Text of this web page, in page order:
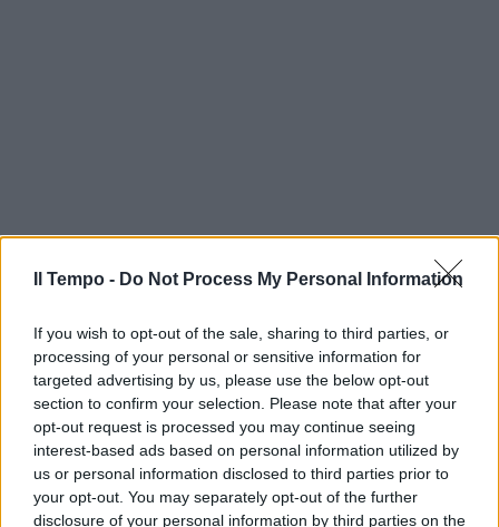
Il Tempo - Do Not Process My Personal Information
If you wish to opt-out of the sale, sharing to third parties, or
processing of your personal or sensitive information for
targeted advertising by us, please use the below opt-out
section to confirm your selection. Please note that after your
opt-out request is processed you may continue seeing
interest-based ads based on personal information utilized by
us or personal information disclosed to third parties prior to
your opt-out. You may separately opt-out of the further
disclosure of your personal information by third parties on the